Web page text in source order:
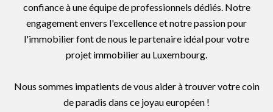
confiance à une équipe de professionnels dédiés. Notre
engagement envers l'excellence et notre passion pour
l'immobilier font de nous le partenaire idéal pour votre
projet immobilier au Luxembourg.
Nous sommes impatients de vous aider à trouver votre coin
de paradis dans ce joyau européen !